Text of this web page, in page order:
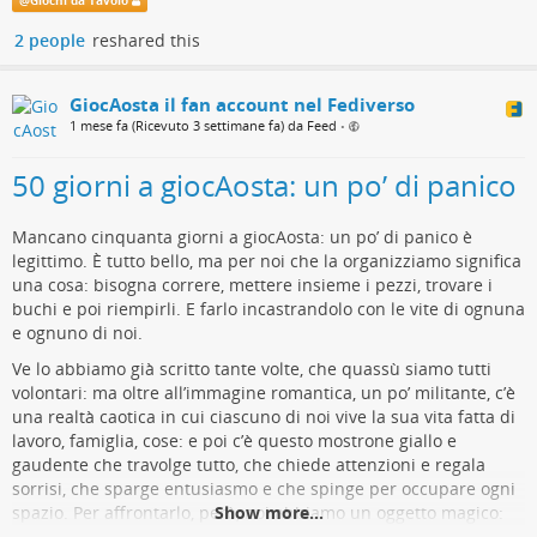
proprie iscrizioni dal proprio account.
Puoi iscriverti alle liste d’attesa di più eventi in
verranno automaticamente annullate.
Per gli eventi che prevedono una quota di partecipazione,
ricordati di passare in Segreteria prima dell’inizio dell’evento
eventi specifici prevedono il pagamento presso la sede
dell’attività. La caccia al tesoro e l’escape room si pagano al
momento dell’iscrizione su Eventbrite.
Arriva puntuale
Ti chiediamo di presentarti con qualche minuto di anticipo
rispetto all’orario previsto.
La puntualità permette di iniziare gli eventi nei tempi previsti e
di non far attendere gli altri partecipanti.
Sii paziente
Durante i periodi di maggiore affluenza potremmo impiegare
un po’ di tempo per rispondere a richieste e segnalazioni.
2 people reshared this
GiocAosta il fan account nel Fediverso
1 mese fa (Ricevuto 3 settimane fa) da Feed •
50 giorni a giocAosta: un po’ di panico
Mancano cinquanta giorni a giocAosta: un po’ di panico è
legittimo. È tutto bello, ma per noi che la organizziamo significa
una cosa: bisogna correre, mettere insieme i pezzi, trovare i
buchi e poi riempirli. E farlo incastrandolo con le vite di ognuna
e ognuno di noi.
Ve lo abbiamo già scritto tante volte, che quassù siamo tutti
volontari: ma oltre all’immagine romantica, un po’ militante, c’è
una realtà caotica in cui ciascuno di noi vive la sua vita fatta di
lavoro, famiglia, cose: e poi c’è questo mostrone giallo e
gaudente che travolge tutto, che chiede attenzioni e regala
sorrisi, che sparge entusiasmo e che spinge per occupare ogni
spazio. Per affrontarlo, però, noi abbiamo un oggetto magico:
Show more...